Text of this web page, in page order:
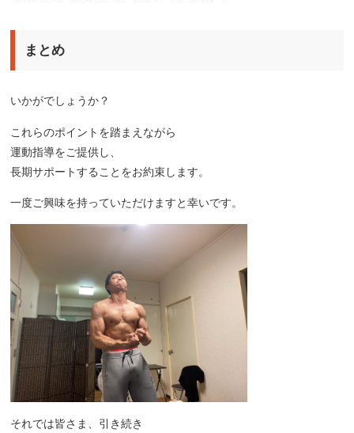
まとめ
いかがでしょうか？
これらのポイントを踏まえながら
運動指導をご提供し、
長期サポートすることをお約束します。
一度ご興味を持っていただけますと幸いです。
それでは皆さま、引き続き